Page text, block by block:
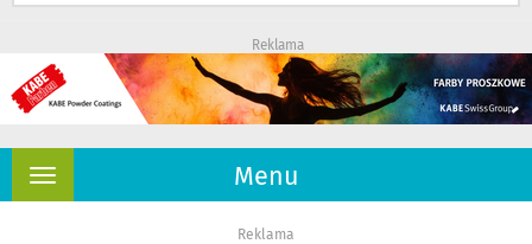
Reklama
Menu
Rozwiń
Reklama